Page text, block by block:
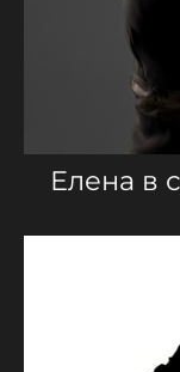
Елена в